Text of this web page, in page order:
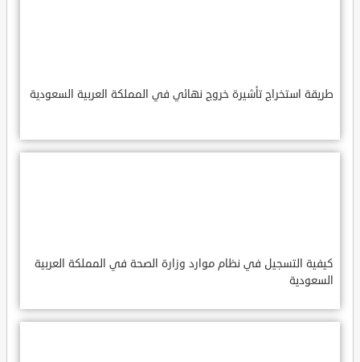
طريقة استخراج تأشيرة خروج نهائي في المملكة العربية السعودية
كيفية التسجيل في نظام موارد وزارة الصحة في المملكة العربية
السعودية